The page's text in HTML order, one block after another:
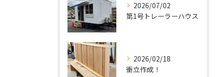
2026/07/02
第1号トレーラーハウス
2026/02/18
衝立作成！